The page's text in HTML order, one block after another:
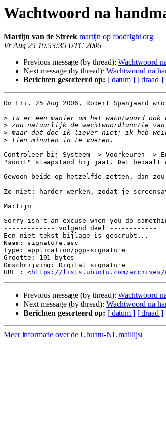
Wachtwoord na
Martĳn van de Streek martijn op foodfight.org
Vr Aug 25 19:53:35 UTC 2006
Previous message (by thread): Wachtwoord
Next message (by thread): Wachtwoord na
Berichten gesorteerd op: [ datum ] [ draad ]
On Fri, 25 Aug 2006, Robert Spanjaard
>
>
>
>
Controleer bij Systeem -> Voorkeuren ->
"soort" slaapstand hij gaat. Dat bepaalt
Gewoon beide op hetzelfde zetten, dan
Zo niet: harder werken, zodat je
Martijn
--
Sorry isn't an excuse when you do
------------- volgend deel ------------
Een niet-tekst bijlage is gescrubt...
Naam: signature.asc
Type: application/pgp-signature
Grootte: 191 bytes
Omschrijving: Digital signature
URL : <https://lists.ubuntu.com/archives/
Previous message (by thread): Wachtwoord
Next message (by thread): Wachtwoord na
Berichten gesorteerd op: [ datum ] [ draad ]
Meer informatie over de Ubuntu-NL maillijst